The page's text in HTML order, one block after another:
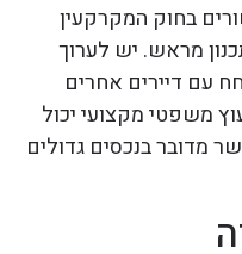
בחוק המקרקעין
מראש. יש לערוך
עם דיירים אחרים
משפטי מקצועי יכול
מדובר בנכסים גדולים